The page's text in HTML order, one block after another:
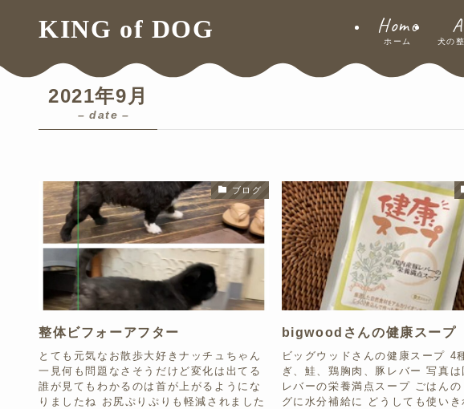
KING of DOG Home
ホーム 犬の
2021年9月
– date –
ブログ
整体ビフォーアフター
とても元気なお散歩大好きナッチュちゃん
一見何も問題なさそうだけど変化は出てる
誰が見てもわかるのは首が上がるようにな
りましたね お尻ぷりぷりも軽減されました
bigwoodさんの健康スープ
ビッグウッドさんの健康スープ 4
ぎ、鮭、鶏胸肉、豚レバー 写真は
レバーの栄養満点スープ ごはんの
グに水分補給に どうしても使いき